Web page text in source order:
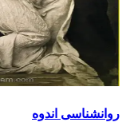
روانشناسی اندوه